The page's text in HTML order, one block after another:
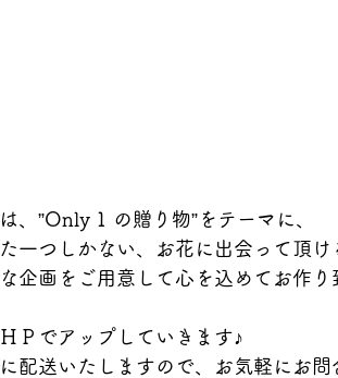
、”Only 1 の贈り物”をテーマに、
一つしかない、お花に出会って頂け
企画をご用意して心を込めてお作り
Ｐでアップしていきます♪
配送いたしますので、お気軽にお